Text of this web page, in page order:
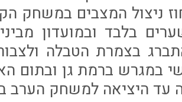
ניצול המצבים במשחק
עד כה 7 שערים בלבד
בצמרת הטבלה
במגרש ברמת גן ובתום
עד היציאה למשחק הערב